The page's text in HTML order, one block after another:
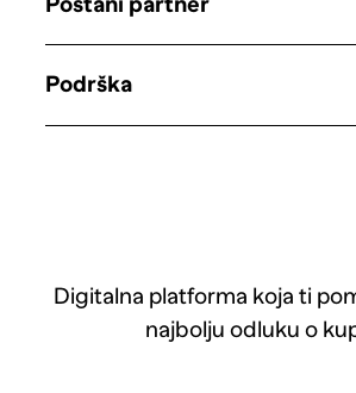
Digitalna platforma koja ti
najbolju odluku o
Podrška